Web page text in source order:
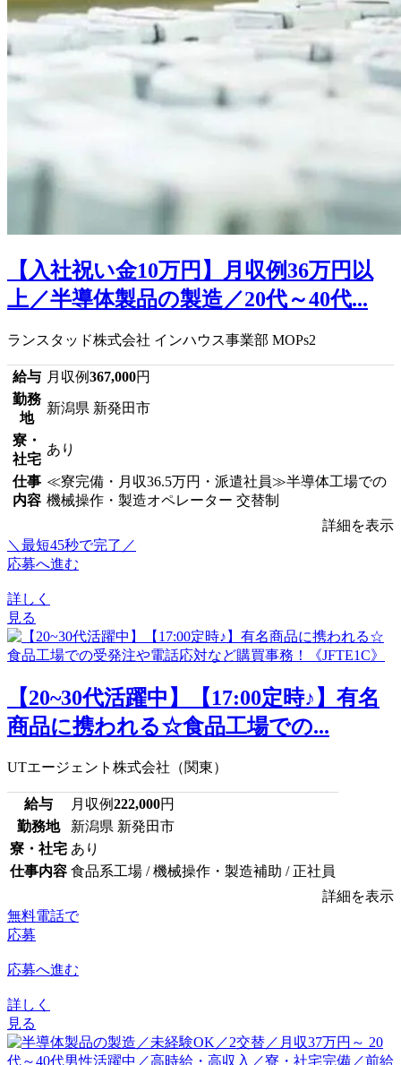
【入社祝い金10万円】月収例36万円以
上／半導体製品の製造／20代～40代...
ランスタッド株式会社 インハウス事業部 MOPs2
給与 月収例367,000円
勤務
地
新潟県 新発田市
寮・
社宅
あり
仕事
内容
≪寮完備・月収36.5万円・派遣社員≫半導体工場での
機械操作・製造オペレーター 交替制
詳細を表示
＼最短45秒で完了／
応募へ進む
詳しく
見る
【20~30代活躍中】【17:00定時♪】有名
商品に携われる☆食品工場での...
UTエージェント株式会社（関東）
給与 月収例222,000円
勤務地
新潟県 新発田市
寮・社宅 あり
仕事内容 食品系工場 / 機械操作・製造補助 / 正社員
詳細を表示
無料電話で
応募
応募へ進む
詳しく
見る